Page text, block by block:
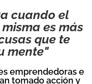
cuando el
es más
que te
mente"
emprendedoras e
tomado acción y